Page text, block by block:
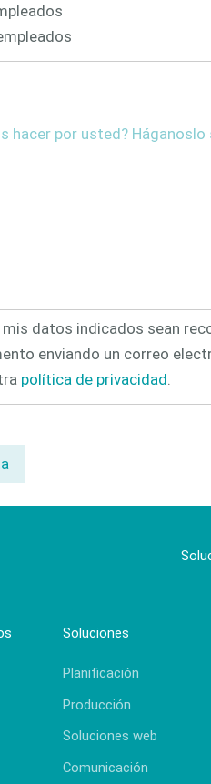
datos indicados sean
enviando un correo
política de privacidad
Soluciones
Planificación
Producción
Soluciones web
Comunicación